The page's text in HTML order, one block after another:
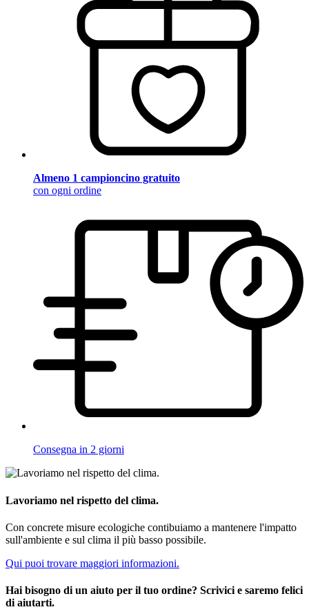
Almeno 1 campioncino gratuito
con ogni ordine
Consegna in 2 giorni
Lavoriamo nel rispetto del clima.
Con concrete misure ecologiche contibuiamo a mantenere l'impatto
sull'ambiente e sul clima il più basso possibile.
Qui puoi trovare maggiori informazioni.
Hai bisogno di un aiuto per il tuo ordine? Scrivici e saremo felici
di aiutarti.